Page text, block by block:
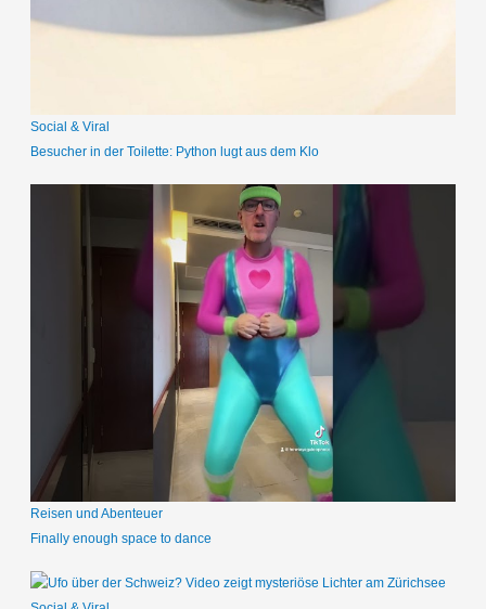
c
Social & Viral
Besucher in der Toilette: Python lugt aus dem Klo
Reisen und Abenteuer
Finally enough space to dance